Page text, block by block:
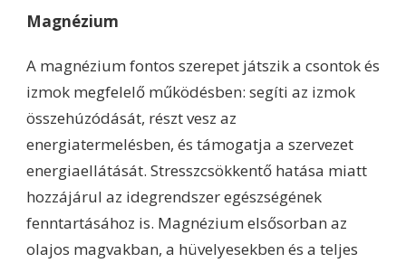
Magnézium
A magnézium fontos szerepet játszik a csontok és
izmok megfelelő működésben: segíti az izmok
összehúzódását, részt vesz az
energiatermelésben, és támogatja a szervezet
energiaellátását. Stresszcsökkentő hatása miatt
hozzájárul az idegrendszer egészségének
fenntartásához is. Magnézium elsősorban az
olajos magvakban, a hüvelyesekben és a teljes